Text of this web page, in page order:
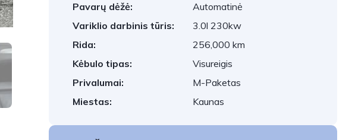
Pavarų dėžė:
Automatinė
Variklio darbinis tūris:
3.0l 230kw
Rida:
256,000 km
Kėbulo tipas:
Visureigis
Privalumai:
M-Paketas
Miestas:
Kaunas